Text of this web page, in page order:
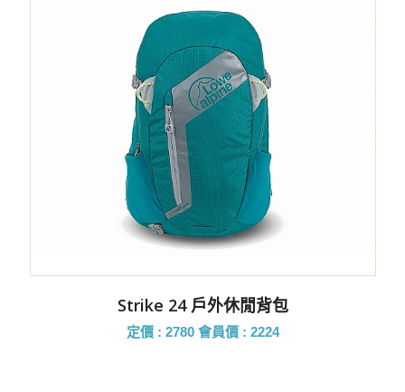
Strike 24 戶外休閒背包
定價 : 2780 會員價 : 2224